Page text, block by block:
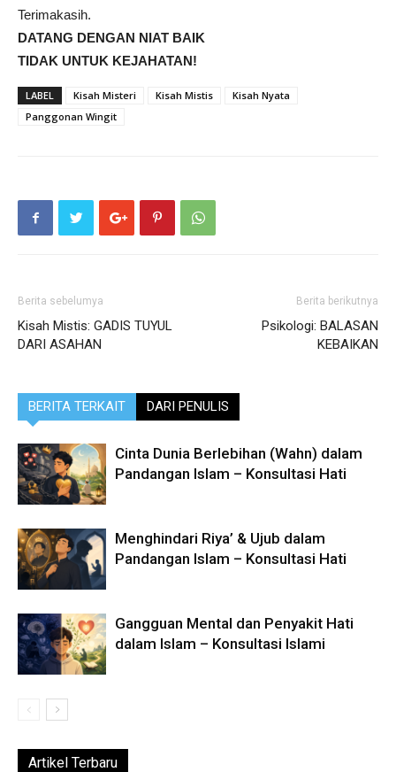
Terimakasih.
DATANG DENGAN NIAT BAIK
TIDAK UNTUK KEJAHATAN!
LABEL Kisah Misteri Kisah Mistis
Kisah Nyata
Panggonan Wingit
Berita sebelumya
Kisah Mistis: GADIS TUYUL
DARI ASAHAN
Berita berikutnya
Psikologi: BALASAN
KEBAIKAN
BERITA TERKAIT DARI PENULIS
Cinta Dunia Berlebihan (Wahn) dalam
Pandangan Islam – Konsultasi Hati
Menghindari Riya’ & Ujub dalam
Pandangan Islam – Konsultasi Hati
Gangguan Mental dan Penyakit Hati
dalam Islam – Konsultasi Islami
Artikel Terbaru